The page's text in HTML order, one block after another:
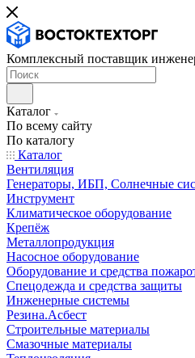
Комплексный поставщик
Каталог
По всему сайту
По каталогу
Каталог
Вентиляция
Генераторы, ИБП, Солнечные
Инструмент
Климатическое оборудование
Крепёж
Металлопродукция
Насосное оборудование
Оборудование и средства
Спецодежда и средства защиты
Инженерные системы
Резина.Асбест
Строительные материалы
Смазочные материалы